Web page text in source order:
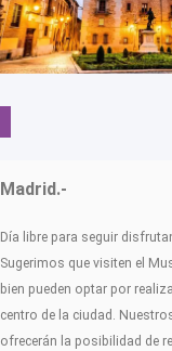
Madrid.-
Día libre para seguir
Sugerimos que visiten el
bien pueden optar por
centro de la ciudad.
ofrecerán la posibilidad de